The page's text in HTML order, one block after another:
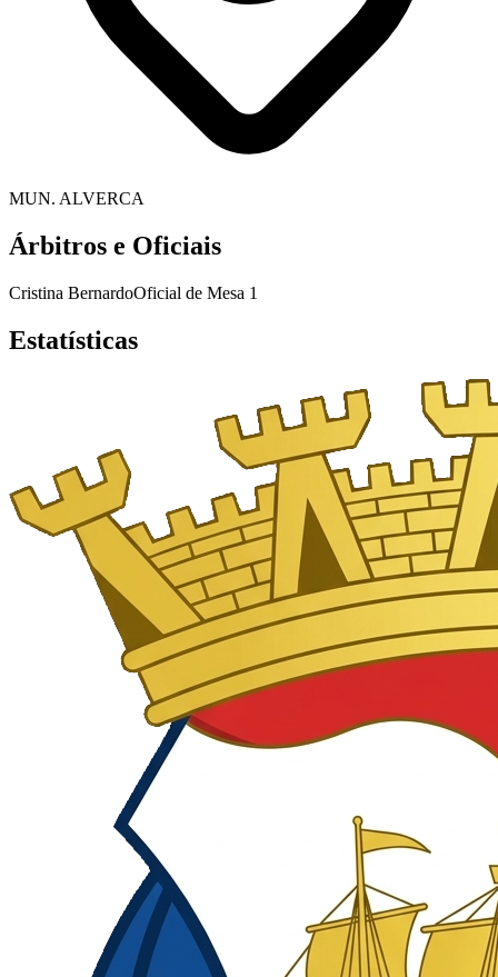
MUN. ALVERCA
Árbitros e Oficiais
Cristina BernardoOficial de Mesa 1
Estatísticas